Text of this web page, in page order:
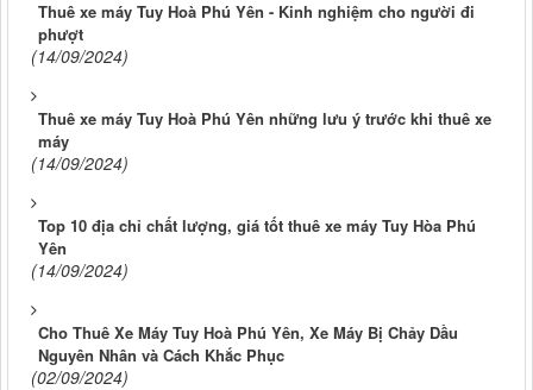
Thuê xe máy Tuy Hoà Phú Yên - Kinh nghiệm cho người đi
phượt
(14/09/2024)
Thuê xe máy Tuy Hoà Phú Yên những lưu ý trước khi thuê xe
máy
(14/09/2024)
Top 10 địa chỉ chất lượng, giá tốt thuê xe máy Tuy Hòa Phú
Yên
(14/09/2024)
Cho Thuê Xe Máy Tuy Hoà Phú Yên, Xe Máy Bị Chảy Dầu
Nguyên Nhân và Cách Khắc Phục
(02/09/2024)